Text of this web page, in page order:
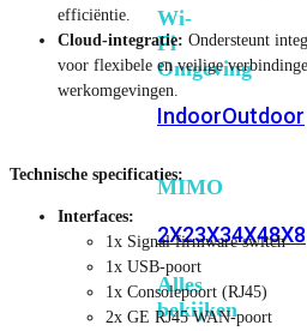
Wi-
Fi
Omgeving
IndoorOutdoor
MIMO
2X23X34X48X8
Alles
bekijken
efficiëntie.
Cloud-integratie: Ondersteunt
voor flexibele en veilige
werkomgevingen.
Technische specificaties:
Interfaces:
1x Signal firmware switch
1x USB-poort
1x Consolepoort (RJ45)
2x GE RJ45 WAN-poort